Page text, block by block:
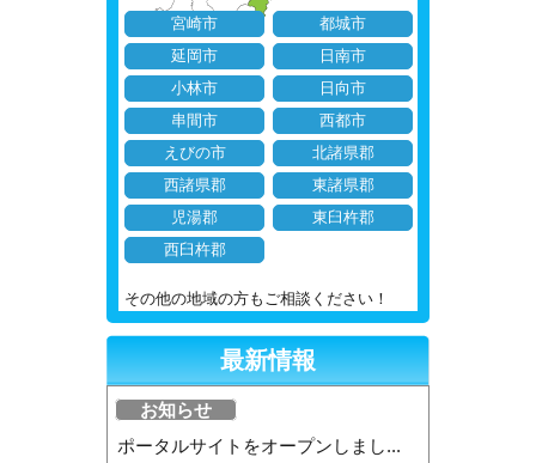
宮崎市
都城市
延岡市
日南市
小林市
日向市
串間市
西都市
えびの市
北諸県郡
西諸県郡
東諸県郡
児湯郡
東臼杵郡
西臼杵郡
その他の地域の方もご相談ください！
最新情報
お知らせ
ポータルサイトをオープンしまし...